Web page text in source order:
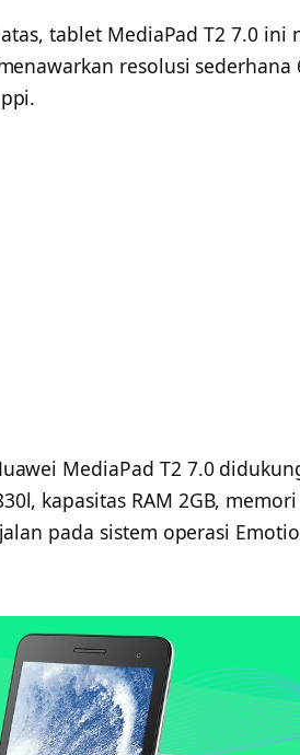
tablet MediaPad T2 7.0
resolusi sederhana
MediaPad T2 7.0
kapasitas RAM 2GB,
pada sistem operasi